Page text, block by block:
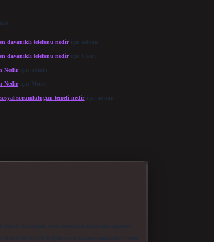
dayanikli telefonu nediriçin admin
dayanikli telefonu nediriçin Cesur
Nediriçin admin
Nediriçin Merve
sorumluluğun temeli nediriçin admin